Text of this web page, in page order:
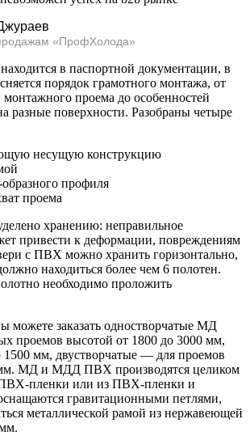
«ПрофХолода»
в паспортной документации, в
порядок грамотного монтажа, от
монтажного проема до особенностей
разные поверхности. Разобраны четыре
несущую конструкцию
профиля
проема
хранению: неправильное
привести к деформации, повреждениям
с ПВХ можно хранить горизонтально,
находиться более чем 6 полотен.
необходимо проложить
можете заказать одностворчатые МД
проемов высотой от 1800 до 3000 мм,
мм, двустворчатые — для проемов
МД и МДД ПВХ производятся целиком
ПВХ-пленки или из ПВХ-пленки и
гравитационными петлями,
металлической рамой из нержавеющей